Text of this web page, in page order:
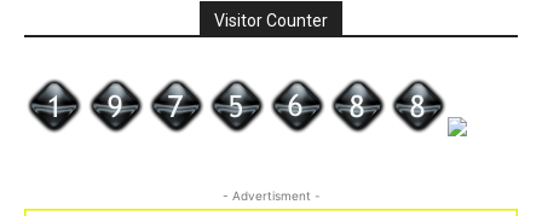
Visitor Counter
- Advertisment -